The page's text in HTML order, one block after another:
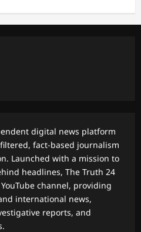
digital news platform
fact-based journalism
Launched with a mission to
headlines, The Truth 24
channel, providing
international news,
reports, and